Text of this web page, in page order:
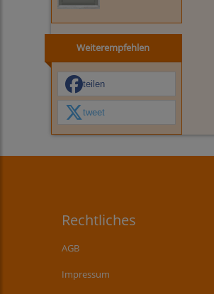
Weiterempfehlen
teilen
tweet
Rechtliches
AGB
Impressum